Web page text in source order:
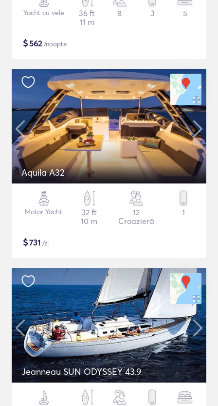
Yacht cu vele
36 ft
11 m
8 3 5
$562/noapte
Aquila A32
Motor Yacht
32 ft
10 m
12
Croazieră
1
$731 /zi
Jeanneau SUN ODYSSEY 43.9